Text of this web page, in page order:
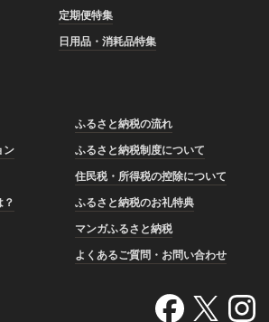
定期便特集
日用品・消耗品特集
ふるさと納税の流れ
ン
ふるさと納税制度について
住民税・所得税の控除について
ふるさと納税のお礼特典
マンガふるさと納税
よくあるご質問・お問い合わせ